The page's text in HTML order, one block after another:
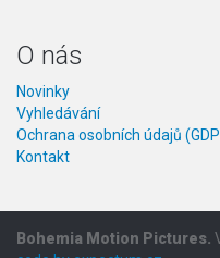
O nás
Novinky
Vyhledávání
Ochrana osobních údajů
Kontakt
Bohemia Motion Pictures.